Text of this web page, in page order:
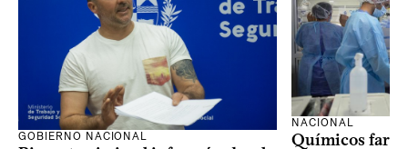
GOBIERNO NACIONAL
NACIONAL
Químicos